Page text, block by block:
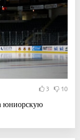
3 10
юниорскую